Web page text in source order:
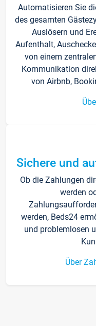
Automatisieren Sie
des gesamten
Auslösern und
Aufenthalt,
von einem
Kommunikation
von Airbnb,
Sichere und
Ob die Zahlungen
werden
werden, Beds24
und problemlosen
Über